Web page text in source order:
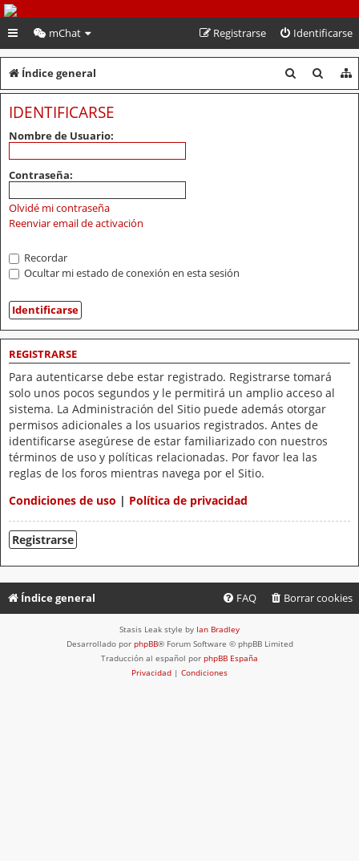
PeruVoley.com
mChat Identificarse
Registrarse
Índice general
u
u
IDENTIFICARSE
Nombre de Usuario:
Contraseña:
Olvidé mi contraseña
Reenviar email de activación
Recordar
Ocultar mi estado de conexión en esta sesión
REGISTRARSE
Para autenticarse debe estar registrado. Registrarse tomará
solo unos pocos segundos y le permitirá un amplio acceso al
sistema. La Administración del Sitio puede además otorgar
permisos adicionales a los usuarios registrados. Antes de
identificarse asegúrese de estar familiarizado con nuestros
términos de uso y políticas relacionadas. Por favor lea las
reglas de los foros mientras navega por el Sitio.
Condiciones de uso | Política de privacidad
Registrarse
Índice general Borrar cookies
FAQ
Stasis Leak style by Ian Bradley
Desarrollado por phpBB® Forum Software © phpBB Limited
Traducción al español por phpBB España
Privacidad | Condiciones